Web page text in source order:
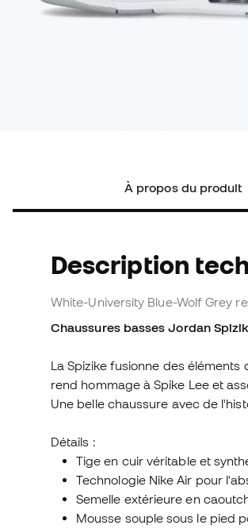
À propos du produit
Description
White-University Blue-Wolf Grey
Chaussures basses Jordan
La Spizike fusionne des
rend hommage à Spike Lee et
Une belle chaussure avec de
Détails :
Tige en cuir véritable et
Technologie Nike Air pour
Semelle extérieure en
Mousse souple sous le pied